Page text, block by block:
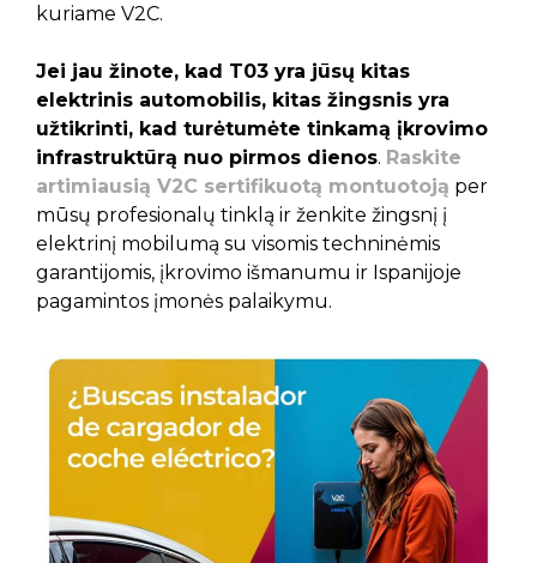
kuriame V2C.
Jei jau žinote, kad T03 yra jūsų kitas
elektrinis automobilis, kitas žingsnis yra
užtikrinti, kad turėtumėte tinkamą įkrovimo
infrastruktūrą nuo pirmos dienos. Raskite
artimiausią V2C sertifikuotą montuotoją per
mūsų profesionalų tinklą ir ženkite žingsnį į
elektrinį mobilumą su visomis techninėmis
garantijomis, įkrovimo išmanumu ir Ispanijoje
pagamintos įmonės palaikymu.